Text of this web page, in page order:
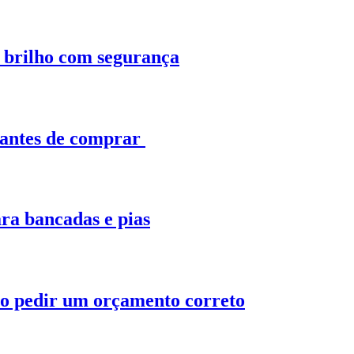
com segurança
de comprar
bancadas e pias
pedir um orçamento correto